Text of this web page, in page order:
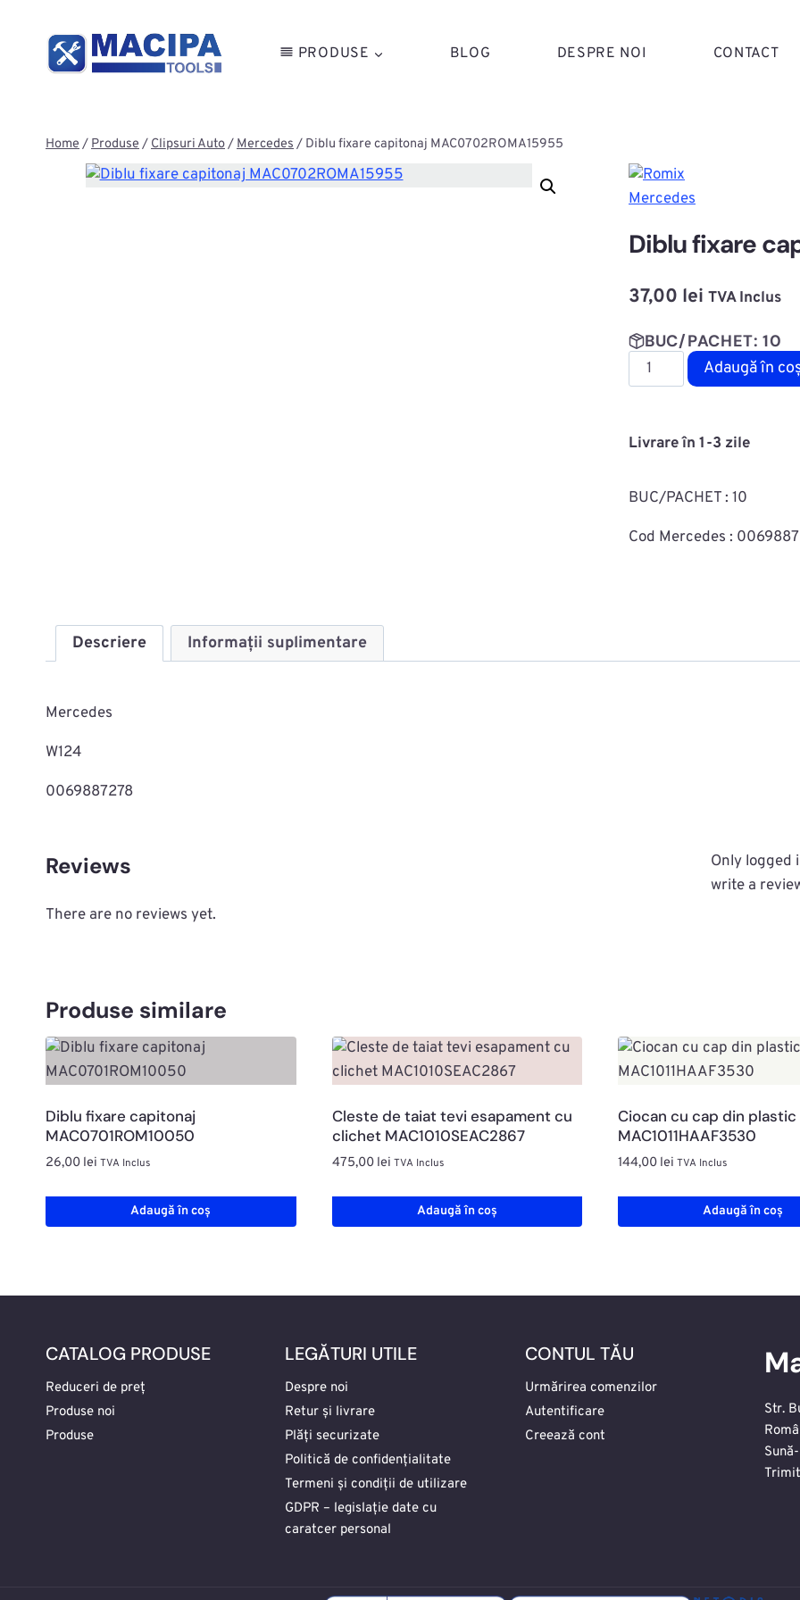
PRODUSE BLOG DESPRE NOI CONTACT
Home/Produse/Clipsuri Auto/Mercedes/ Diblu fixare capitonaj MAC0702ROMA15955
Mercedes
Diblu fixare
37,00 lei TVA Inclus
BUC/PACHET: 10
Cantitate
Diblu
capitonaj
Adaugă în
Livrare în 1-3 zile
BUC/PACHET : 10
Cod Mercedes :
Descriere Informații suplimentare
Mercedes
W124
0069887278
Reviews
There are no reviews yet.
Only logged
write a
Produse similare
Diblu fixare capitonaj
MAC0701ROM10050
26,00 lei TVA Inclus
Adaugă în coș
Cleste de taiat tevi esapament cu
clichet MAC1010SEAC2867
475,00 lei TVA Inclus
Adaugă în coș
Ciocan cu cap din plastic
MAC1011HAAF3530
144,00 lei TVA Inclus
Adaugă în coș
CATALOG PRODUSE
Reduceri de preț
Produse noi
Produse
LEGĂTURI UTILE
Despre noi
Retur și livrare
Plăți securizate
Politică de confidențialitate
Termeni și condiții de utilizare
GDPR – legislație date cu
caratcer personal
CONTUL TĂU
Urmărirea comenzilor
Autentificare
Creează cont
Str.